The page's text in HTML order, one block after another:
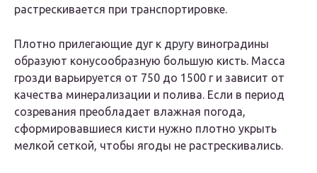
растрескивается при транспортировке.
Плотно прилегающие дуг к другу виноградины
образуют конусообразную большую кисть. Масса
грозди варьируется от 750 до 1500 г и зависит от
качества минерализации и полива. Если в период
созревания преобладает влажная погода,
сформировавшиеся кисти нужно плотно укрыть
мелкой сеткой, чтобы ягоды не растрескивались.